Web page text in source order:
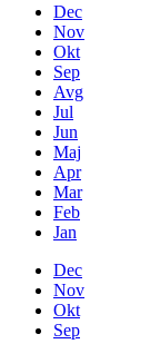
Dec
Nov
Okt
Sep
Avg
Jul
Jun
Maj
Apr
Mar
Feb
Jan
Dec
Nov
Okt
Sep